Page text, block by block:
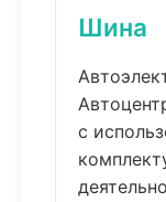
Шина
с